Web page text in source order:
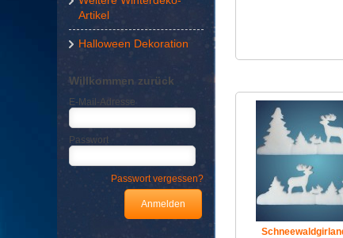
Artikel
Halloween Dekoration
Willkommen zurück
E-Mail-Adresse
Passwort
Passwort vergessen?